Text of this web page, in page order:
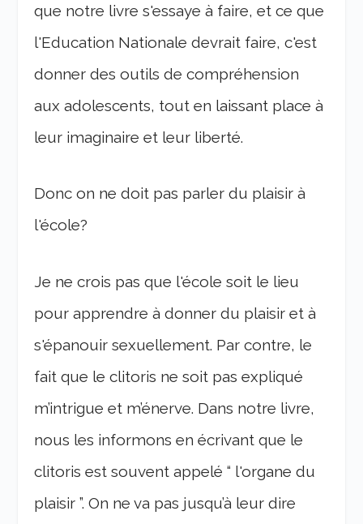
que notre livre s'essaye à faire, et ce que
l'Education Nationale devrait faire, c'est
donner des outils de compréhension
aux adolescents, tout en laissant place à
leur imaginaire et leur liberté.
Donc on ne doit pas parler du plaisir à
l'école?
Je ne crois pas que l'école soit le lieu
pour apprendre à donner du plaisir et à
s'épanouir sexuellement. Par contre, le
fait que le clitoris ne soit pas expliqué
m’intrigue et m’énerve. Dans notre livre,
nous les informons en écrivant que le
clitoris est souvent appelé “ l'organe du
plaisir ”. On ne va pas jusqu’à leur dire